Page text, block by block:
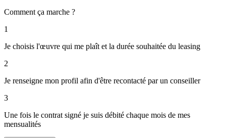
Comment ça marche ?
1
Je choisis l'œuvre qui me plaît et la durée souhaitée du leasing
2
Je renseigne mon profil afin d'être recontacté par un conseiller
3
Une fois le contrat signé je suis débité chaque mois de mes
mensualités